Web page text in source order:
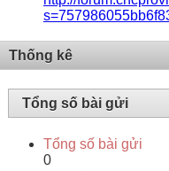
Thống kê
Tổng số bài gửi
Tổng số bài gửi
0